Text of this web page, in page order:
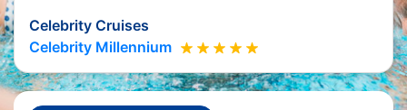
Celebrity Cruises
Celebrity Millennium